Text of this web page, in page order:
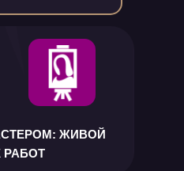
ЖИВОЙ
РАБОТ